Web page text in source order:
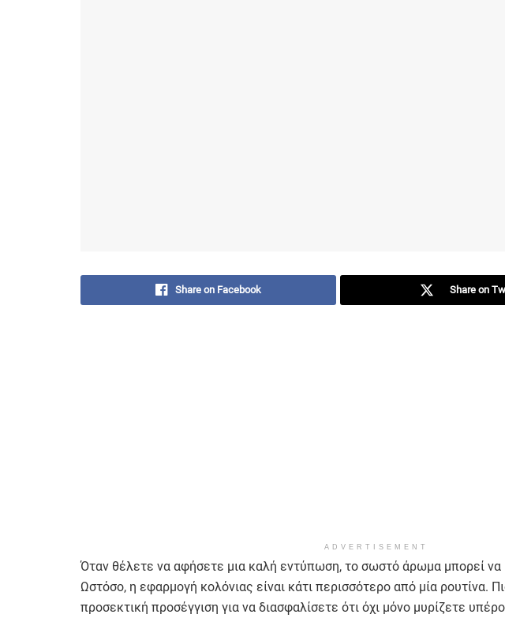
Share on Facebook Share on
ADVERTISEMENT
Όταν θέλετε να αφήσετε μια καλή εντύπωση, το σωστό άρωμα μπορεί να
Ωστόσο, η εφαρμογή κολόνιας είναι κάτι περισσότερο από μία ρουτίνα.
προσεκτική προσέγγιση για να διασφαλίσετε ότι όχι μόνο μυρίζετε